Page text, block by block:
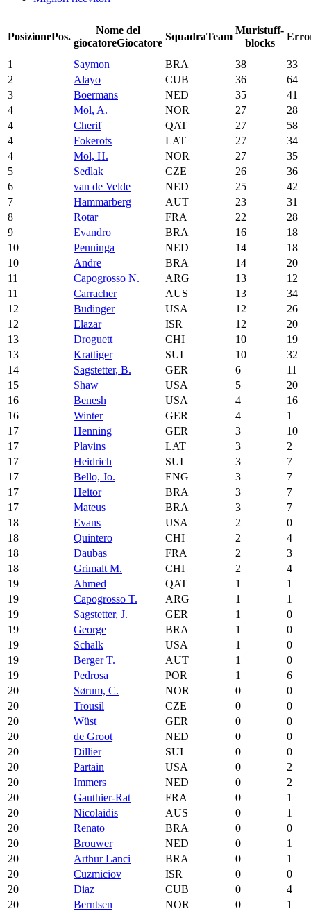
PosizionePos.
Nome del
giocatoreGiocatore
SquadraTeam
Muristuff-
blocks
1 Saymon BRA 38
33
2
Alayo CUB 36
64
3
Boermans NED 35
41
4
Mol, A. NOR 27
28
4
Cherif QAT 27
58
4
Fokerots LAT 27
34
4
Mol, H. NOR 27
35
5
Sedlak CZE 26
36
6
van de Velde NED 25
42
7
Hammarberg AUT 23
31
8
Rotar FRA 22
28
9
Evandro BRA 16
18
10
Penninga NED 14
18
10
Andre BRA 14
20
11
Capogrosso N. ARG 13
12
11
Carracher AUS 13
34
12
Budinger USA 12
26
12
Elazar ISR 12
20
13
Droguett CHI 10
19
13
Krattiger SUI 10
32
14
Sagstetter, B. GER 6
11
15
Shaw USA 5
20
16
Benesh USA 4
16
16
Winter GER 4
1
17
Henning GER 3
10
17
Plavins LAT 3
2
17
Heidrich SUI 3
7
17
Bello, Jo. ENG 3
7
17
Heitor BRA 3
7
17
Mateus BRA 3
7
18
Evans USA 2
0
18
Quintero CHI 2
4
18
Daubas FRA 2
3
18
Grimalt M. CHI 2
4
19
Ahmed QAT 1
1
19
Capogrosso T. ARG 1
1
19
Sagstetter, J. GER 1
0
19
George BRA 1
0
19
Schalk USA 1
0
19
Berger T. AUT 1
0
19
Pedrosa POR 1
6
20
Sørum, C. NOR 0
0
20
Trousil CZE 0
0
20
Wüst GER 0
0
20
de Groot NED 0
0
20
Dillier SUI 0
0
20
Partain USA 0
2
20
Immers NED 0
2
20
Gauthier-Rat FRA 0
1
20
Nicolaidis AUS 0
1
20
Renato BRA 0
0
20
Brouwer NED 0
1
20
Arthur Lanci BRA 0
1
20
Cuzmiciov ISR 0
0
20
Diaz CUB 0
4
20
Berntsen NOR 0
1